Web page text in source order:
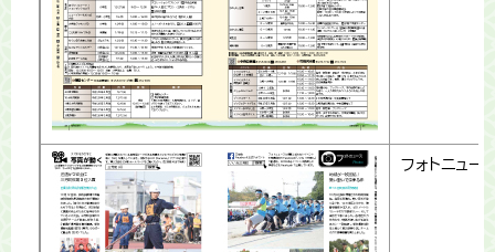
フォトニュー